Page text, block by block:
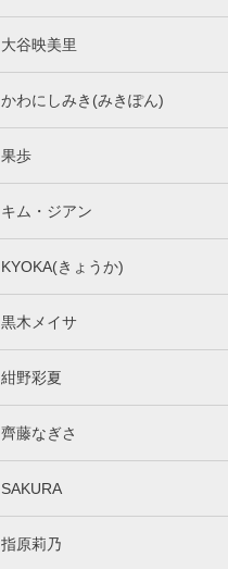
大谷映美里
かわにしみき(みきぽん)
果歩
キム・ジアン
KYOKA(きょうか)
黒木メイサ
紺野彩夏
齊藤なぎさ
SAKURA
指原莉乃